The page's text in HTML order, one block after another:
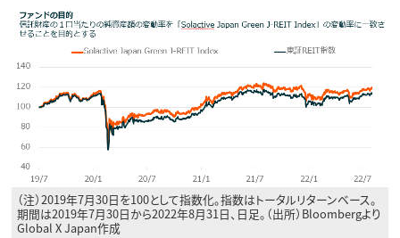
（注）2019年7月30日を100として指数化。指数はトータルリターンベース。
期間は2019年7月30日から2022年8月31日、日足。（出所）Bloombergより
Global X Japan作成